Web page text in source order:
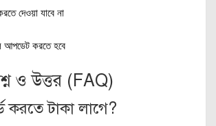
দেওয়া যাবে না
আপডেট করতে হবে
ও উত্তর (FAQ)
করতে টাকা লাগে?